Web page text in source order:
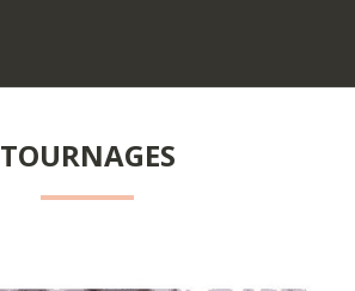
TOURNAGES